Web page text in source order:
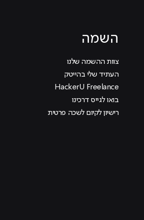
השמה
צוות ההשמה שלנו
העתיד שלי בהייטק
HackerU Freelance
בואו לגייס דרכינו
רישיון לקיום לשכה פרטית